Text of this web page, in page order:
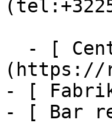
(https://
- [
- [ Bar